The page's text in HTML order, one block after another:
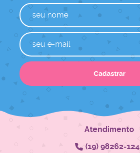
Cadastrar
Atendimento
(19)98262-